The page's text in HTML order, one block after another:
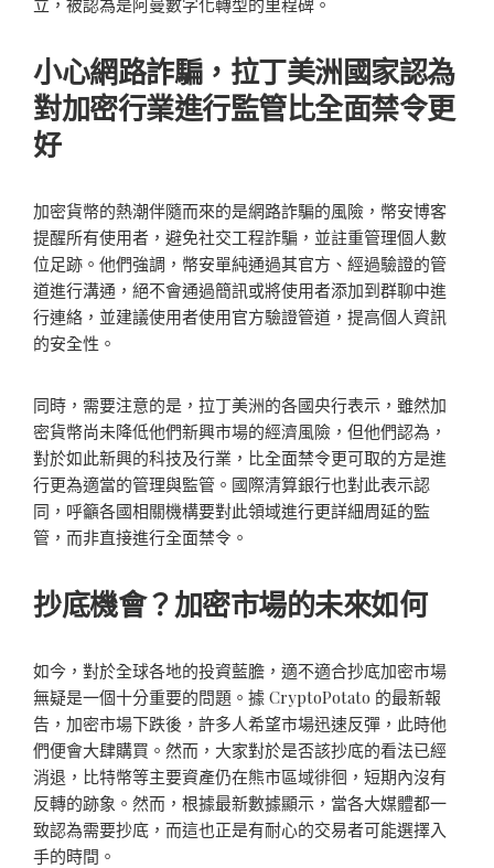
立，被認為是阿曼數字化轉型的里程碑。
小心網路詐騙，拉丁美洲國家認為
對加密行業進行監管比全面禁令更
好
加密貨幣的熱潮伴隨而來的是網路詐騙的風險，幣安博客
提醒所有使用者，避免社交工程詐騙，並註重管理個人數
位足跡。他們強調，幣安單純通過其官方、經過驗證的管
道進行溝通，絕不會通過簡訊或將使用者添加到群聊中進
行連絡，並建議使用者使用官方驗證管道，提高個人資訊
的安全性。
同時，需要注意的是，拉丁美洲的各國央行表示，雖然加
密貨幣尚未降低他們新興市場的經濟風險，但他們認為，
對於如此新興的科技及行業，比全面禁令更可取的方是進
行更為適當的管理與監管。國際清算銀行也對此表示認
同，呼籲各國相關機構要對此領域進行更詳細周延的監
管，而非直接進行全面禁令。
抄底機會？加密市場的未來如何
如今，對於全球各地的投資藍膽，適不適合抄底加密市場
無疑是一個十分重要的問題。據 CryptoPotato 的最新報
告，加密市場下跌後，許多人希望市場迅速反彈，此時他
們便會大肆購買。然而，大家對於是否該抄底的看法已經
消退，比特幣等主要資產仍在熊市區域徘徊，短期內沒有
反轉的跡象。然而，根據最新數據顯示，當各大媒體都一
致認為需要抄底，而這也正是有耐心的交易者可能選擇入
手的時間。